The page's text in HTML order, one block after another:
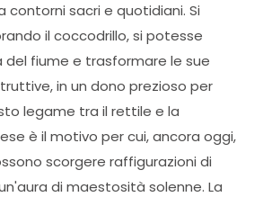
contorni sacri e quotidiani. Si
il coccodrillo, si potesse
del fiume e trasformare le sue
in un dono prezioso per
legame tra il rettile e la
è il motivo per cui, ancora oggi,
scorgere raffigurazioni di
di maestosità solenne. La